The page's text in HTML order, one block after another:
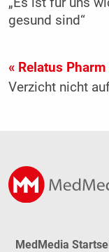
„Es ist für uns
gesund sind“
« Relatus
Verzicht nicht
MedMedia